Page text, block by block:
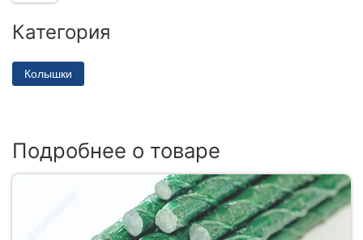
Категория
Колышки
Подробнее о товаре